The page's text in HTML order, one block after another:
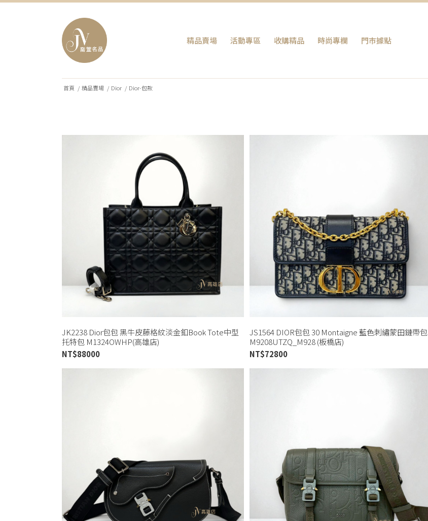
精品賣場 活動專區 收購精品 時尚專欄 門巿據點
首頁 / 精品賣場 / Dior / Dior-包款
JK2238 Dior包包 黑牛皮藤格紋淡金釦Book Tote中型
托特包 M1324OWHP(高雄店)
NT$88000
JS1564 DIOR包包 30 Montaigne 藍色刺繡蒙田鏈帶包
M9208UTZQ_M928 (板橋店)
NT$72800